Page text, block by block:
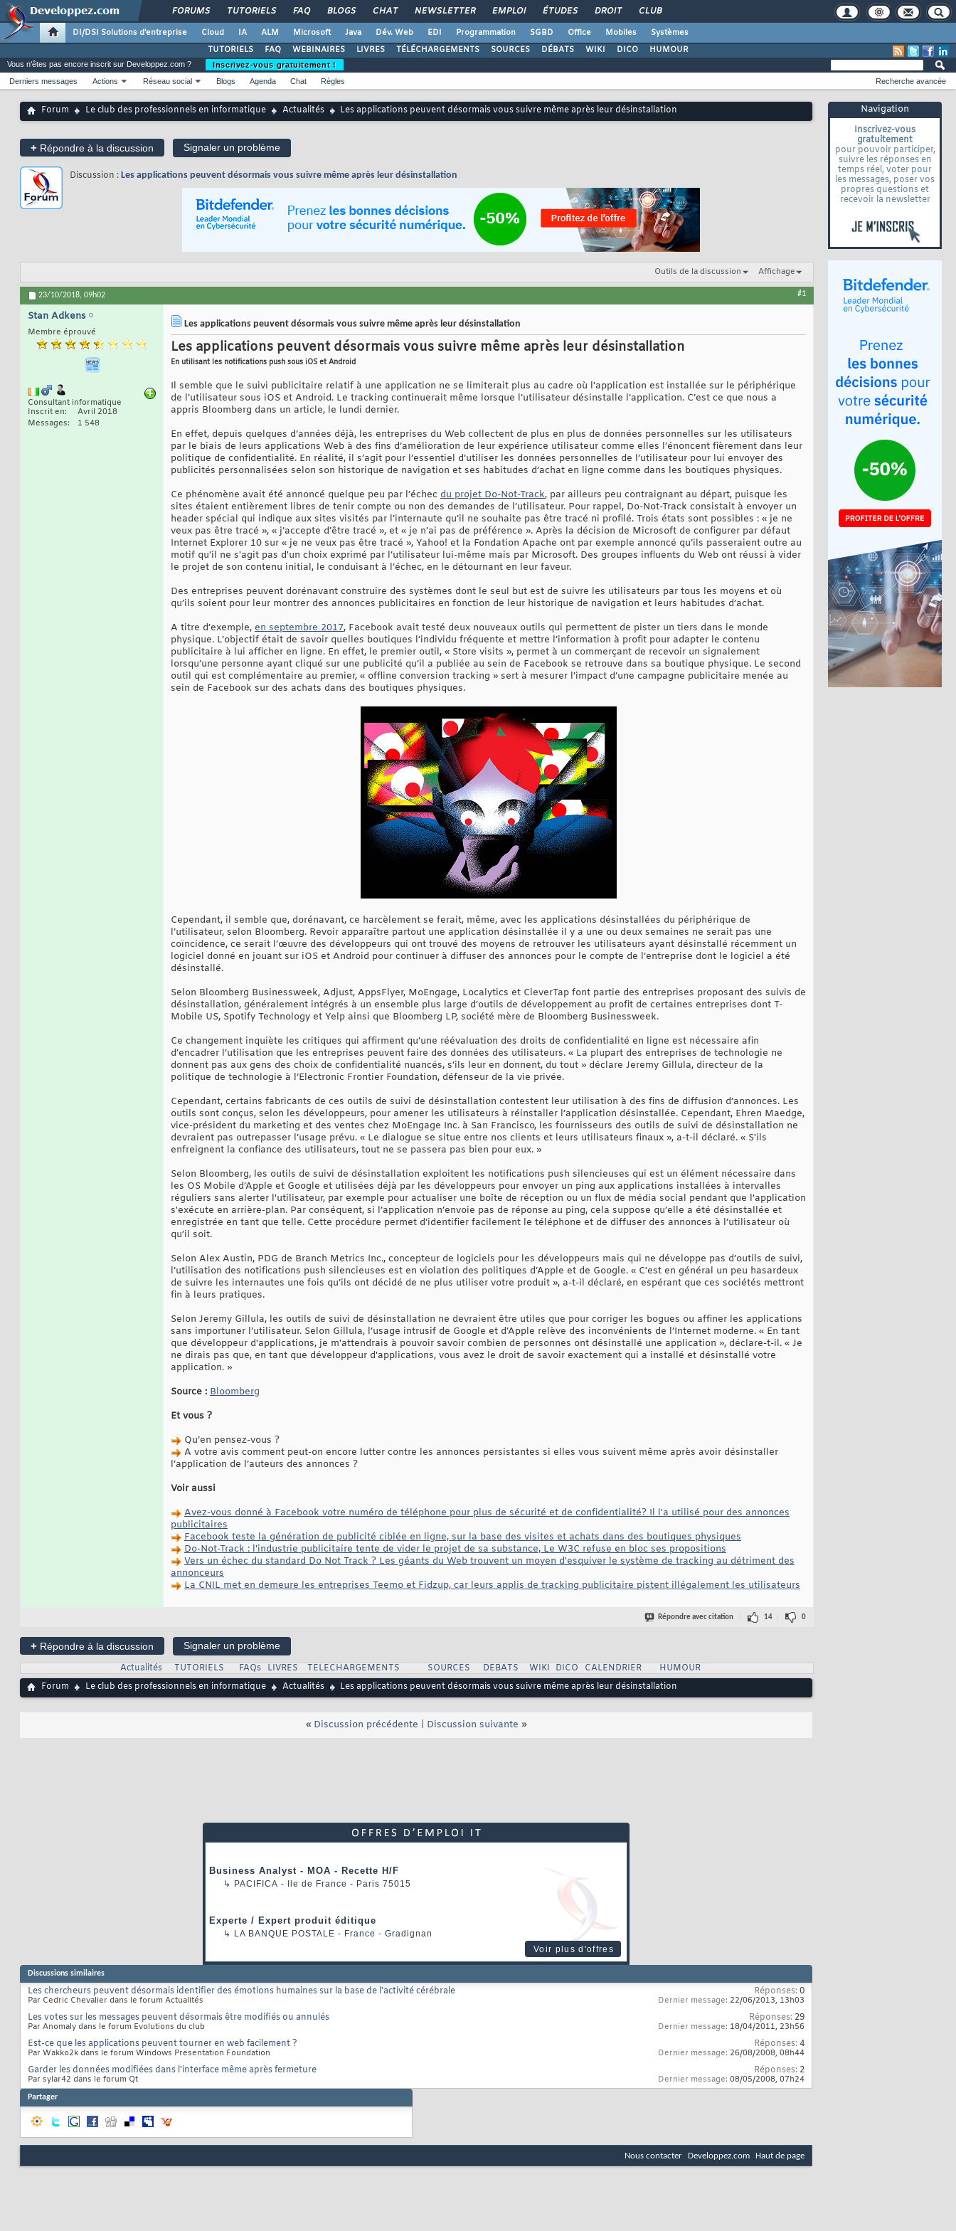
FORUMS TUTORIELS FAQ BLOGS CHAT NEWSLETTER EMPLOI ÉTUDES DROIT CLUB
DI/DSI Solutions d'entreprise Cloud IA ALM Microsoft Java Dév. Web EDI Programmation SGBD Office Mobiles
Systèmes
TUTORIELS
FAQ WEBINAIRES LIVRES TÉLÉCHARGEMENTS SOURCES DÉBATS WIKI DICO HUMOUR
Navigation
Inscrivez-vous
gratuitement
pour pouvoir participer,
suivre les réponses en
temps réel, voter pour
les messages, poser vos
propres questions et
recevoir la newsletter
Vous n'êtes pas encore inscrit sur Developpez.com ?
Inscrivez-vous gratuitement !
Derniers messages
Actions Réseau social Blogs Agenda Chat Règles Recherche avancée
Forum Le club des professionnels en informatique Actualités Les applications peuvent désormais vous suivre même après leur désinstallation
+ Répondre à la discussion Signaler un problème
Discussion : Les applications peuvent désormais vous suivre même après leur désinstallation
Outils de la discussion Affichage
23/10/2018, 09h02 #1
Stan Adkens
Membre éprouvé
Consultant informatique
Inscrit en
Avril 2018
Messages
1 548
Les applications peuvent désormais vous suivre même après leur désinstallation
Les applications peuvent désormais vous suivre même après leur désinstallation
En utilisant les notifications push sous iOS et Android
Il semble que le suivi publicitaire relatif à une application ne se limiterait plus au cadre où l’application est installée sur le périphérique
de l’utilisateur sous iOS et Android. Le tracking continuerait même lorsque l’utilisateur désinstalle l’application. C’est ce que nous a
appris Bloomberg dans un article, le lundi dernier.
En effet, depuis quelques d’années déjà, les entreprises du Web collectent de plus en plus de données personnelles sur les utilisateurs
par le biais de leurs applications Web à des fins d’amélioration de leur expérience utilisateur comme elles l’énoncent fièrement dans leur
politique de confidentialité. En réalité, il s’agit pour l’essentiel d’utiliser les données personnelles de l’utilisateur pour lui envoyer des
publicités personnalisées selon son historique de navigation et ses habitudes d’achat en ligne comme dans les boutiques physiques.
Ce phénomène avait été annoncé quelque peu par l’échec du projet Do-Not-Track, par ailleurs peu contraignant au départ, puisque les
sites étaient entièrement libres de tenir compte ou non des demandes de l’utilisateur. Pour rappel, Do-Not-Track consistait à envoyer un
header spécial qui indique aux sites visités par l’internaute qu’il ne souhaite pas être tracé ni profilé. Trois états sont possibles : « je ne
veux pas être tracé », « j’accepte d’être tracé », et « je n’ai pas de préférence ». Après la décision de Microsoft de configurer par défaut
Internet Explorer 10 sur « je ne veux pas être tracé », Yahoo! et la Fondation Apache ont par exemple annoncé qu’ils passeraient outre au
motif qu'il ne s'agit pas d'un choix exprimé par l’utilisateur lui-même mais par Microsoft. Des groupes influents du Web ont réussi à vider
le projet de son contenu initial, le conduisant à l’échec, en le détournant en leur faveur.
Des entreprises peuvent dorénavant construire des systèmes dont le seul but est de suivre les utilisateurs par tous les moyens et où
qu’ils soient pour leur montrer des annonces publicitaires en fonction de leur historique de navigation et leurs habitudes d’achat.
A titre d’exemple, en septembre 2017, Facebook avait testé deux nouveaux outils qui permettent de pister un tiers dans le monde
physique. L’objectif était de savoir quelles boutiques l’individu fréquente et mettre l’information à profit pour adapter le contenu
publicitaire à lui afficher en ligne. En effet, le premier outil, « Store visits », permet à un commerçant de recevoir un signalement
lorsqu’une personne ayant cliqué sur une publicité qu’il a publiée au sein de Facebook se retrouve dans sa boutique physique. Le second
outil qui est complémentaire au premier, « offline conversion tracking » sert à mesurer l’impact d’une campagne publicitaire menée au
sein de Facebook sur des achats dans des boutiques physiques.
Cependant, il semble que, dorénavant, ce harcèlement se ferait, même, avec les applications désinstallées du périphérique de
l’utilisateur, selon Bloomberg. Revoir apparaître partout une application désinstallée il y a une ou deux semaines ne serait pas une
coïncidence, ce serait l’œuvre des développeurs qui ont trouvé des moyens de retrouver les utilisateurs ayant désinstallé récemment un
logiciel donné en jouant sur iOS et Android pour continuer à diffuser des annonces pour le compte de l’entreprise dont le logiciel a été
désinstallé.
Selon Bloomberg Businessweek, Adjust, AppsFlyer, MoEngage, Localytics et CleverTap font partie des entreprises proposant des suivis de
désinstallation, généralement intégrés à un ensemble plus large d’outils de développement au profit de certaines entreprises dont T-
Mobile US, Spotify Technology et Yelp ainsi que Bloomberg LP, société mère de Bloomberg Businessweek.
Ce changement inquiète les critiques qui affirment qu’une réévaluation des droits de confidentialité en ligne est nécessaire afin
d’encadrer l’utilisation que les entreprises peuvent faire des données des utilisateurs. « La plupart des entreprises de technologie ne
donnent pas aux gens des choix de confidentialité nuancés, s’ils leur en donnent, du tout » déclare Jeremy Gillula, directeur de la
politique de technologie à l’Electronic Frontier Foundation, défenseur de la vie privée.
Cependant, certains fabricants de ces outils de suivi de désinstallation contestent leur utilisation à des fins de diffusion d’annonces. Les
outils sont conçus, selon les développeurs, pour amener les utilisateurs à réinstaller l’application désinstallée. Cependant, Ehren Maedge,
vice-président du marketing et des ventes chez MoEngage Inc. à San Francisco, les fournisseurs des outils de suivi de désinstallation ne
devraient pas outrepasser l’usage prévu. « Le dialogue se situe entre nos clients et leurs utilisateurs finaux », a-t-il déclaré. « S'ils
enfreignent la confiance des utilisateurs, tout ne se passera pas bien pour eux. »
Selon Bloomberg, les outils de suivi de désinstallation exploitent les notifications push silencieuses qui est un élément nécessaire dans
les OS Mobile d’Apple et Google et utilisées déjà par les développeurs pour envoyer un ping aux applications installées à intervalles
réguliers sans alerter l'utilisateur, par exemple pour actualiser une boîte de réception ou un flux de média social pendant que l'application
s'exécute en arrière-plan. Par conséquent, si l’application n’envoie pas de réponse au ping, cela suppose qu’elle a été désinstallée et
enregistrée en tant que telle. Cette procédure permet d’identifier facilement le téléphone et de diffuser des annonces à l’utilisateur où
qu’il soit.
Selon Alex Austin, PDG de Branch Metrics Inc., concepteur de logiciels pour les développeurs mais qui ne développe pas d’outils de suivi,
l’utilisation des notifications push silencieuses est en violation des politiques d’Apple et de Google. « C’est en général un peu hasardeux
de suivre les internautes une fois qu’ils ont décidé de ne plus utiliser votre produit », a-t-il déclaré, en espérant que ces sociétés mettront
fin à leurs pratiques.
Selon Jeremy Gillula, les outils de suivi de désinstallation ne devraient être utiles que pour corriger les bogues ou affiner les applications
sans importuner l’utilisateur. Selon Gillula, l’usage intrusif de Google et d’Apple relève des inconvénients de l’Internet moderne. « En tant
que développeur d'applications, je m'attendrais à pouvoir savoir combien de personnes ont désinstallé une application », déclare-t-il. « Je
ne dirais pas que, en tant que développeur d'applications, vous avez le droit de savoir exactement qui a installé et désinstallé votre
application. »
Source : Bloomberg
Et vous ?
Qu’en pensez-vous ?
A votre avis comment peut-on encore lutter contre les annonces persistantes si elles vous suivent même après avoir désinstaller
l’application de l’auteurs des annonces ?
Voir aussi
Avez-vous donné à Facebook votre numéro de téléphone pour plus de sécurité et de confidentialité? Il l'a utilisé pour des annonces
publicitaires
Facebook teste la génération de publicité ciblée en ligne, sur la base des visites et achats dans des boutiques physiques
Do-Not-Track : l'industrie publicitaire tente de vider le projet de sa substance, Le W3C refuse en bloc ses propositions
Vers un échec du standard Do Not Track ? Les géants du Web trouvent un moyen d'esquiver le système de tracking au détriment des
annonceurs
La CNIL met en demeure les entreprises Teemo et Fidzup, car leurs applis de tracking publicitaire pistent illégalement les utilisateurs
Répondre avec citation 14 0
+ Répondre à la discussion
Signaler un problème
Actualités
TUTORIELS FAQs LIVRES TELECHARGEMENTS SOURCES DEBATS WIKI DICO CALENDRIER
HUMOUR
Forum
Le club des professionnels en informatique Actualités Les applications peuvent désormais vous suivre même après leur désinstallation
« Discussion précédente Discussion suivante »
Business Analyst - MOA - Recette H/F
↳ PACIFICA - Ile de France - Paris 75015
Experte / Expert produit éditique
↳ LA BANQUE POSTALE - France - Gradignan
Voir plus d'offres
Discussions similaires
Les chercheurs peuvent désormais identifier des émotions humaines sur la base de l'activité cérébrale
Par Cedric Chevalier dans le forum Actualités
Réponses:0
Dernier message: 22/06/2013, 13h03
Les votes sur les messages peuvent désormais être modifiés ou annulés
Par Anomaly dans le forum Evolutions du club
Réponses: 29
Dernier message: 18/04/2011, 23h56
Est-ce que les applications peuvent tourner en web facilement ?
Par Wakko2k dans le forum Windows Presentation Foundation
Réponses:4
Dernier message: 26/08/2008, 08h44
Garder les données modifiées dans l'interface même après fermeture
Par sylar42 dans le forum Qt
Réponses: 2
Dernier message: 08/05/2008, 07h24
Partager
Nous contacter Developpez.com Haut de page